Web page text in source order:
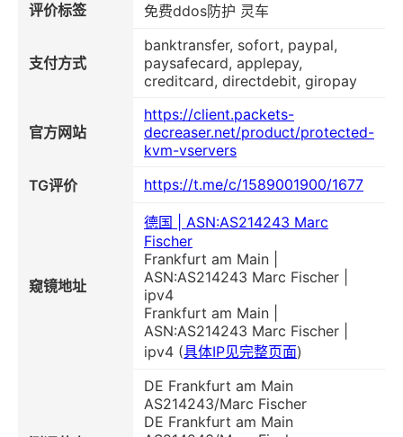
评价标签
免费ddos防护 灵车
支付方式
banktransfer, sofort, paypal,
paysafecard, applepay,
creditcard, directdebit, giropay
官方网站
https://client.packets-
decreaser.net/product/protected-
kvm-vservers
TG评价
https://t.me/c/1589001900/1677
窥镜地址
德国 | ASN:AS214243 Marc
Fischer
Frankfurt am Main |
ASN:AS214243 Marc Fischer |
ipv4
Frankfurt am Main |
ASN:AS214243 Marc Fischer |
ipv4 (具体IP见完整页面)
DE Frankfurt am Main
AS214243/Marc Fischer
DE Frankfurt am Main